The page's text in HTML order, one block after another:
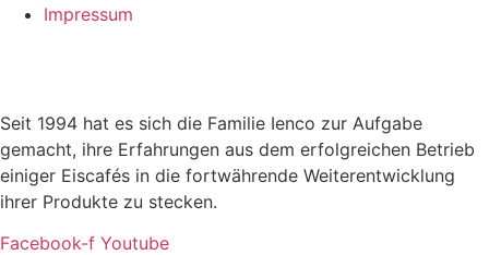
Impressum
Seit 1994 hat es sich die Familie Ienco zur Aufgabe
gemacht, ihre Erfahrungen aus dem erfolgreichen Betrieb
einiger Eiscafés in die fortwährende Weiterentwicklung
ihrer Produkte zu stecken.
Facebook-f Youtube